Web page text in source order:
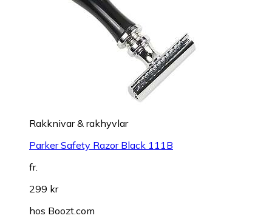
Rakknivar & rakhyvlar
Parker Safety Razor Black 111B
fr.
299 kr
hos Boozt.com